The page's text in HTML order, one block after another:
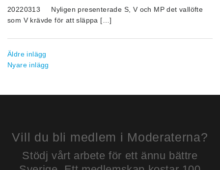
20220313 Nyligen presenterade S, V och MP det vallöfte
som V krävde för att släppa […]
Inläggsnavigering
Äldre inlägg
Nyare inlägg
Vill du bli medlem i Moderaterna?
Stödj vårt arbete för ett ännu bättre